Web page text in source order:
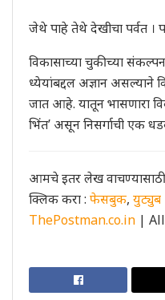
जेथे पाहे तेथे देखीचा पर्वत ।
विकासाच्या चुकीच्या
ध्येयांबद्दल अज्ञान असल्याने
जात आहे. यातून भासणारा
भिंत’ असून निसर्गाची एक
आमचे इतर लेख
क्लिक करा : फेसबुक, युट्युब
ThePostman.co.in |